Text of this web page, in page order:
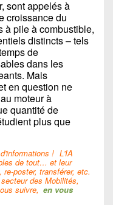
sont appelés à
croissance du
à pile à combustible,
distincts – tels
de
dans les
Mais
en question ne
moteur à
quantité de
plus que
! L'IA
de tout… et leur
poster, transférer, etc.
des Mobilités,
suivre, en vous